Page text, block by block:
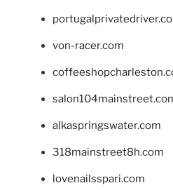
von-racer.com
alkaspringswater.com
318mainstreet8h.com
lovenailsspari.com